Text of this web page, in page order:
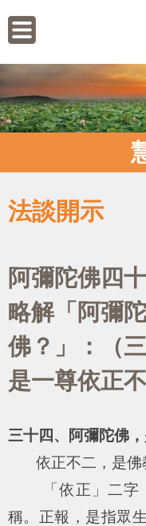
法談開示
阿彌陀佛四
略解「阿彌
佛？」：（
是一尊依正
三十四、阿彌陀佛
依正不二，是佛
「依正」二字，
稱。正報，是指眾